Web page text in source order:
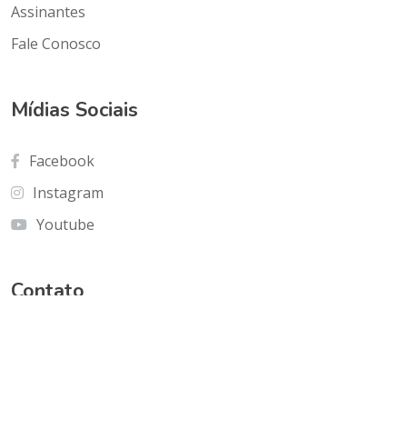
Assinantes
Fale Conosco
Mídias Sociais
Facebook
Instagram
Youtube
Contato